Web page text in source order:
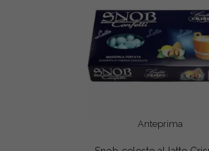
Anteprima